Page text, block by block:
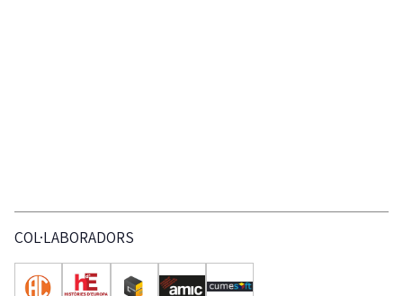
COL·LABORADORS